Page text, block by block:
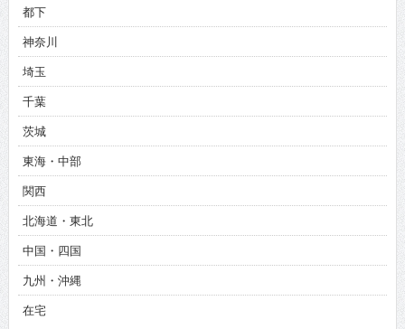
都下
神奈川
埼玉
千葉
茨城
東海・中部
関西
北海道・東北
中国・四国
九州・沖縄
在宅